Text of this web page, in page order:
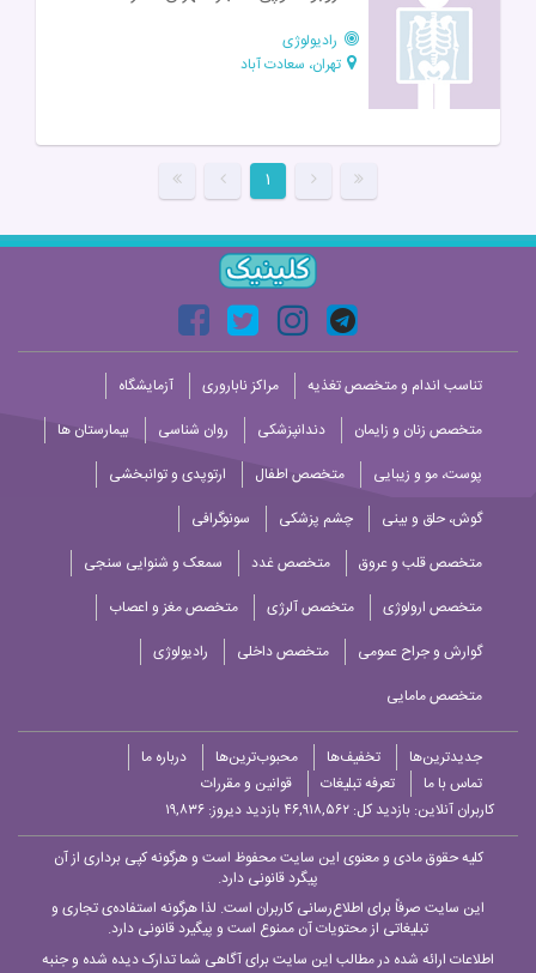
رادیولوژی
تهران، سعادت آباد
۱
تناسب اندام و متخصص تغذیه مراکز ناباروری
آزمایشگاه
متخصص زنان و زایمان
دندانپزشکی روان شناسی
بیمارستان ها
پوست، مو و زیبایی
متخصص اطفال
ارتوپدی و توانبخشی
گوش، حلق و بینی
چشم پزشکی
سونوگرافی
متخصص قلب و عروق
متخصص غدد
سمعک و شنوایی سنجی
متخصص ارولوژی
متخصص آلرژی
متخصص مغز و اعصاب
گوارش و جراح عمومی
متخصص داخلی
رادیولوژی
متخصص مامایی
جدیدترین‌ها تخفیف‌ها محبوب‌ترین‌ها
درباره ما
تماس با ما
تعرفه تبلیغات
قوانین و مقررات
کاربران آنلاین: بازدید کل: ۴۶,۹۱۸,۵۶۲
بازدید دیروز: ۱۹,۸۳۶
کلیه حقوق مادی و معنوی این سایت محفوظ است و هرگونه کپی برداری از آن
پیگرد قانونی دارد.
این سایت صرفاً برای اطلاع‌رسانی کاربران است. لذا هرگونه استفاده‌ی تجاری و
تبلیغاتی از محتویات آن ممنوع است و پیگیرد قانونی دارد.
اطلاعات ارائه شده در مطالب این سایت برای آگاهی شما تدارک دیده شده و جنبه